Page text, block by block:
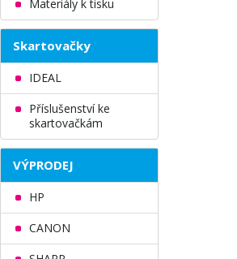
Materiály k tisku
Skartovačky
IDEAL
Příslušenství ke
skartovačkám
VÝPRODEJ
HP
CANON